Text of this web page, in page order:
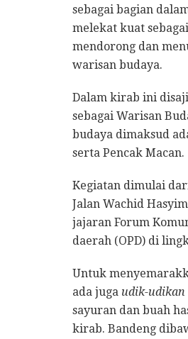
sebagai bagian
melekat kuat
mendorong dan
warisan budaya.
Dalam kirab ini
sebagai Warisan
budaya dimaksud
serta Pencak Macan.
Kegiatan dimulai
Jalan Wachid
jajaran Forum
daerah (OPD) di
Untuk
ada juga udik-udikan
sayuran dan buah
kirab. Bandeng